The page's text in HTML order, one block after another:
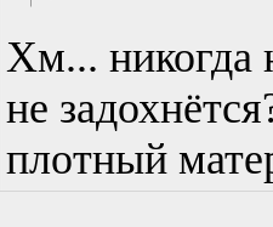
Хм... никогда
не
плотный